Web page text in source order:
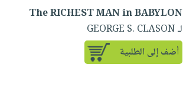
The RICHEST MAN in BABYLON
لـ GEORGE S. CLASON
أضف إلى الطلبية